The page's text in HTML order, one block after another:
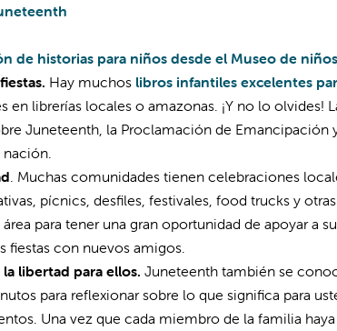
de historias para niños desde el Museo de
Hay muchos libros infantiles excelentes
en librerías locales o amazonas. ¡Y no lo olvides!
Juneteenth, la Proclamación de Emancipación
. Muchas comunidades tienen celebraciones
pícnics, desfiles, festivales, food trucks y otras
para tener una gran oportunidad de apoyar a su
con nuevos amigos.
libertad para ellos. Juneteenth también se
para reflexionar sobre lo que significa para
Una vez que cada miembro de la familia